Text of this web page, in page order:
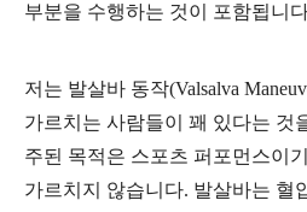
부분을 수행하는 것이 포함됩니
저는 발살바 동작(Valsalva
가르치는 사람들이 꽤 있다는 것
주된 목적은 스포츠 퍼포먼스이
가르치지 않습니다. 발살바는 혈